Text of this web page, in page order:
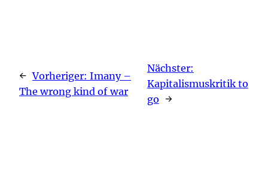
← Vorheriger: Imany –
The wrong kind of war
Nächster:
Kapitalismuskritik to
go →